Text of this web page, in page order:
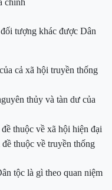
chính
tượng khác được Dân
cả xã hội truyền thống
thủy và tàn dư của
thuộc về xã hội hiện đại
thuộc về truyền thống
tộc là gì theo quan niệm